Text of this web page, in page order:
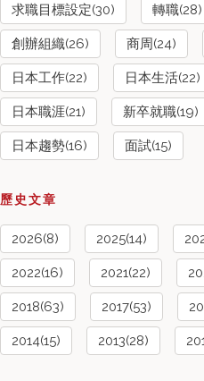
求職目標設定(30) 轉職(28)
創辦組織(26) 商周(24)
日本工作(22) 日本生活(22)
日本職涯(21) 新卒就職(19)
日本趨勢(16) 面試(15)
歷史文章
2026(8) 2025(14)
2022(16) 2021(22)
2018(63) 2017(53)
2014(15) 2013(28)